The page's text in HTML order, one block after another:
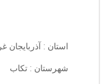
استان : آذربایجان
شهرستان : تکاب